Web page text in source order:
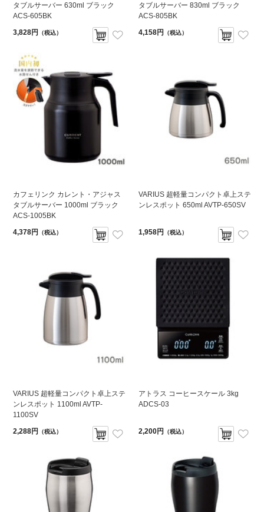
タブルサーバー 630ml ブラック
ACS-605BK
3,828円
（税込）
タブルサーバー 830ml ブラック
ACS-805BK
4,158円
（税込）
カフェリンク カレント・アジャス
タブルサーバー 1000ml ブラック
ACS-1005BK
4,378円 （税込）
VARIUS 超軽量コンパクト卓上ステ
ンレスポット 650ml AVTP-650SV
1,958円 （税込）
VARIUS 超軽量コンパクト卓上ステ
ンレスポット 1100ml AVTP-
1100SV
2,288円 （税込）
アトラス コーヒースケール 3kg
ADCS-03
2,200円 （税込）